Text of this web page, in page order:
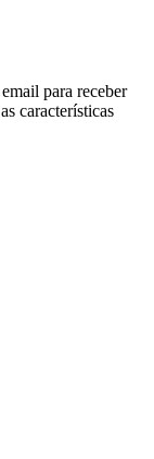
para receber
características